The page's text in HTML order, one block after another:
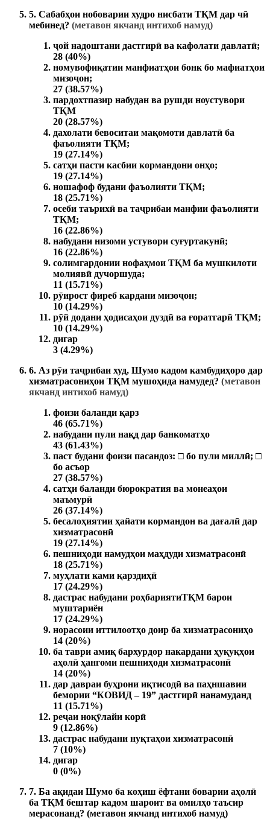
5. Сабабҳои нобоварии худро нисбати ТҚМ дар чӣ
мебинед? (метавон якчанд интихоб намуд)
ҷой надоштани дастгирӣ ва кафолати давлатӣ;
28 (40%)
номувофиқатии манфиатҳои бонк бо мафиатҳои
мизоҷон;
27 (38.57%)
пардохтпазир набудан ва рушди ноустувори
ТҚМ
20 (28.57%)
дахолати бевоситаи мақомоти давлатӣ ба
фаъолияти ТҚМ;
19 (27.14%)
сатҳи пасти касбии кормандони онҳо;
19 (27.14%)
ношафоф будани фаъолияти ТҚМ;
18 (25.71%)
осеби таърихӣ ва таҷрибаи манфии фаъолияти
ТҚМ;
16 (22.86%)
набудани низоми устувори суғуртакунӣ;
16 (22.86%)
солимгардонии нофаҳмои ТҚМ ба мушкилоти
молиявӣ дучоршуда;
11 (15.71%)
рӯирост фиреб кардани мизоҷон;
10 (14.29%)
рӯй додани ҳодисаҳои дуздӣ ва ғоратгарӣ ТҚМ;
10 (14.29%)
дигар
3 (4.29%)
6. Аз рӯи таҷрибаи худ, Шумо кадом камбудиҳоро дар
хизматрасониҳои ТҚМ мушоҳида намудед? (метавон
якчанд интихоб намуд)
фоизи баланди қарз
46 (65.71%)
набудани пули нақд дар банкоматҳо
43 (61.43%)
паст будани фоизи пасандоз: □ бо пули миллӣ; □
бо асъор
27 (38.57%)
сатҳи баланди бюрократия ва монеаҳои
маъмурӣ
26 (37.14%)
бесалоҳиятии ҳайати кормандон ва дағалӣ дар
хизматрасонӣ
19 (27.14%)
пешниҳоди намудҳои маҳдуди хизматрасонӣ
18 (25.71%)
муҳлати ками қарздиҳӣ
17 (24.29%)
дастрас набудани роҳбариятиТҚМ барои
муштариён
17 (24.29%)
норасоии иттилоотҳо доир ба хизматрасониҳо
14 (20%)
ба таври амиқ бархурдор накардани ҳуқуқҳои
аҳолӣ ҳангоми пешниҳоди хизматрасонӣ
14 (20%)
дар давраи буҳрони иқтисодӣ ва паҳншавии
бемории “КОВИД – 19” дастгирӣ нанамуданд
11 (15.71%)
реҷаи ноқӯлайи корӣ
9 (12.86%)
дастрас набудани нуқтаҳои хизматрасонӣ
7 (10%)
дигар
0 (0%)
7. Ба ақидаи Шумо ба коҳиш ёфтани боварии аҳолӣ
ба ТҚМ бештар кадом шароит ва омилҳо таъсир
мерасонанд? (метавон якчанд интихоб намуд)